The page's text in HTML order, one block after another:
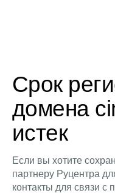
Срок
домена
истек
Если вы хотите
партнеру Руцентра
контакты для связи